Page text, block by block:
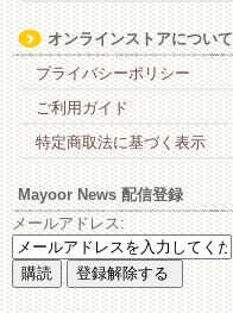
オンラインストアについて
プライバシーポリシー
ご利用ガイド
特定商取法に基づく表示
Mayoor News 配信登録
メールアドレス: